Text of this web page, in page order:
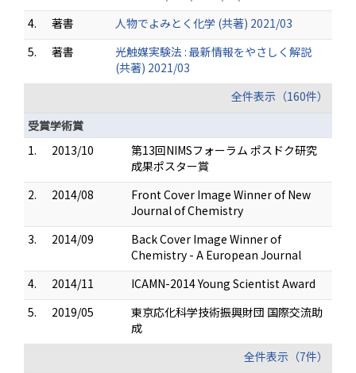
4.
著書
人物でよみとく化学 (共著) 2021/03
5.
著書
光触媒実験法 : 最新情報をやさしく解説
(共著) 2021/03
全件表示（160件）
受賞学術賞
1.
2013/10
第13回NIMSフォーラム ポスドク研究
成果ポスター賞
2.
2014/08
Front Cover Image Winner of New
Journal of Chemistry
3.
2014/09
Back Cover Image Winner of
Chemistry - A European Journal
4.
2014/11
ICAMN-2014 Young Scientist Award
5.
2019/05
東京応化科学技術振興財団 国際交流助
成
全件表示（7件）